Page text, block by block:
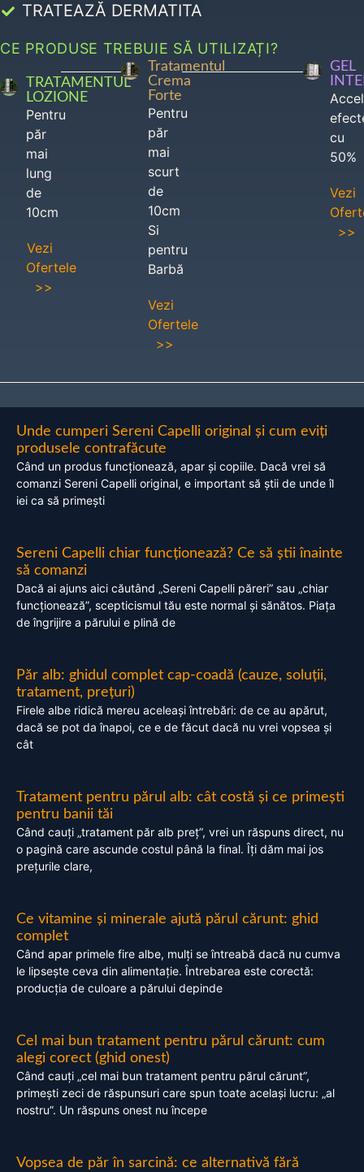
TRATEAZĂ DERMATITA
CE PRODUSE TREBUIE SĂ UTILIZAȚI?
TRATAMENTUL
LOZIONE
Pentru
păr
mai
lung
de
10cm
Vezi
Ofertele
>>
Tratamentul
Crema
Forte
Pentru
păr
mai
scurt
de
10cm
Si
pentru
Barbă
Vezi
Ofertele
>>
GEL
cu
50%
Vezi
>>
Unde cumperi Sereni Capelli original și cum eviți
produsele contrafăcute
Când un produs funcționează, apar și copiile. Dacă vrei să
comanzi Sereni Capelli original, e important să știi de unde îl
iei ca să primești
Sereni Capelli chiar funcționează? Ce să știi înainte
să comanzi
Dacă ai ajuns aici căutând „Sereni Capelli păreri” sau „chiar
funcționează”, scepticismul tău este normal și sănătos. Piața
de îngrijire a părului e plină de
Păr alb: ghidul complet cap-coadă (cauze, soluții,
tratament, prețuri)
Firele albe ridică mereu aceleași întrebări: de ce au apărut,
dacă se pot da înapoi, ce e de făcut dacă nu vrei vopsea și
cât
Tratament pentru părul alb: cât costă și ce primești
pentru banii tăi
Când cauți „tratament păr alb preț”, vrei un răspuns direct, nu
o pagină care ascunde costul până la final. Îți dăm mai jos
prețurile clare,
Ce vitamine și minerale ajută părul cărunt: ghid
complet
Când apar primele fire albe, mulți se întreabă dacă nu cumva
le lipsește ceva din alimentație. Întrebarea este corectă:
producția de culoare a părului depinde
Cel mai bun tratament pentru părul cărunt: cum
alegi corect (ghid onest)
Când cauți „cel mai bun tratament pentru părul cărunt”,
primești zeci de răspunsuri care spun toate același lucru: „al
nostru”. Un răspuns onest nu începe
Vopsea de păr în sarcină: ce alternativă fără